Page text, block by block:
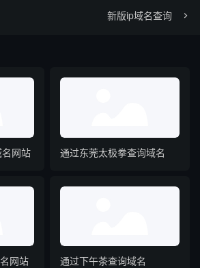
新版ip域名查询
网站 通过东莞太极拳查询域名
网站 通过下午茶查询域名